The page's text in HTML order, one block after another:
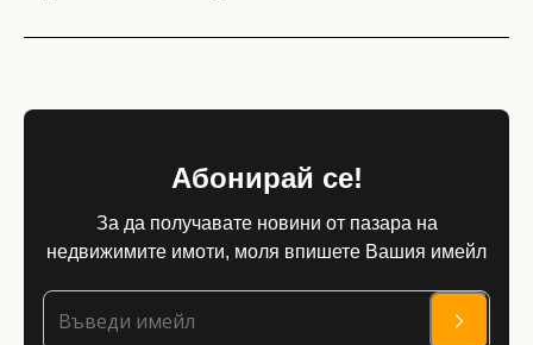
Абонирай се!
За да получавате новини от пазара на
недвижимите имоти, моля впишете Вашия имейл